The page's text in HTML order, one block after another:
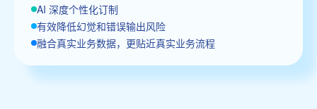
AI 深度个性化订制
有效降低幻觉和错误输出风险
融合真实业务数据，更贴近真实业务流程